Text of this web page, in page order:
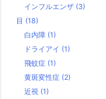
インフルエンザ (3)
目 (18)
白内障 (1)
ドライアイ (1)
飛蚊症 (1)
黄斑変性症 (2)
近視 (1)